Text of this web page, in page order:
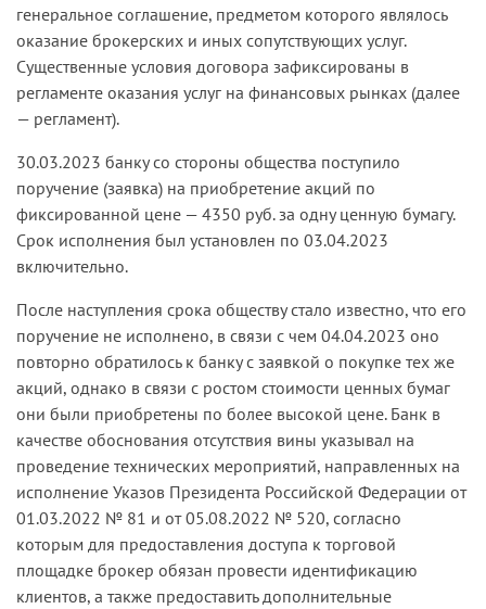
генеральное соглашение, предметом которого являлось
оказание брокерских и иных сопутствующих услуг.
Существенные условия договора зафиксированы в
регламенте оказания услуг на финансовых рынках (далее
— регламент).
30.03.2023 банку со стороны общества поступило
поручение (заявка) на приобретение акций по
фиксированной цене — 4350 руб. за одну ценную бумагу.
Срок исполнения был установлен по 03.04.2023
включительно.
После наступления срока обществу стало известно, что его
поручение не исполнено, в связи с чем 04.04.2023 оно
повторно обратилось к банку с заявкой о покупке тех же
акций, однако в связи с ростом стоимости ценных бумаг
они были приобретены по более высокой цене. Банк в
качестве обоснования отсутствия вины указывал на
проведение технических мероприятий, направленных на
исполнение Указов Президента Российской Федерации от
01.03.2022 № 81 и от 05.08.2022 № 520, согласно
которым для предоставления доступа к торговой
площадке брокер обязан провести идентификацию
клиентов, а также предоставить дополнительные